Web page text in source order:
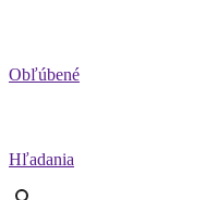
Obľúbené
Hľadania